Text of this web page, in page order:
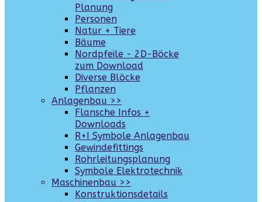
Planung
Personen
Natur + Tiere
Bäume
Nordpfeile - 2D-Böcke
zum Download
Diverse Blöcke
Pflanzen
Anlagenbau >>
Flansche Infos +
Downloads
R+I Symbole Anlagenbau
Gewindefittings
Rohrleitungsplanung
Symbole Elektrotechnik
Maschinenbau >>
Konstruktionsdetails